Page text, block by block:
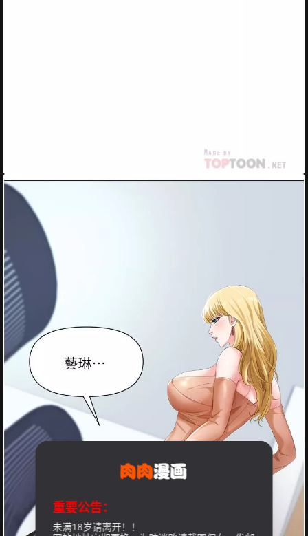
重要公告：
未满18岁请离开！！